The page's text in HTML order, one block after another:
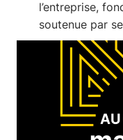
l’entreprise,
soutenue par